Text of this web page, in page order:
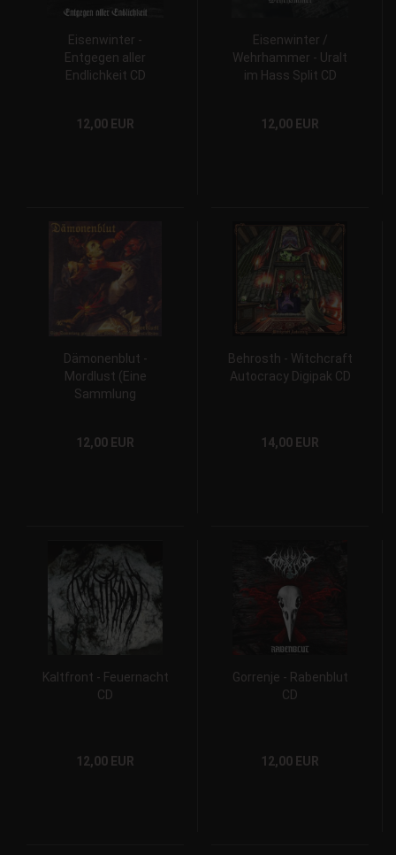
Eisenwinter -
Entgegen aller
Endlichkeit CD
12,00 EUR
Eisenwinter /
Wehrhammer - Uralt
im Hass Split CD
12,00 EUR
Dämonenblut -
Mordlust (Eine
Sammlung
Abscheulichkeiten) CD
12,00 EUR
Behrosth - Witchcraft
Autocracy Digipak CD
14,00 EUR
Kaltfront - Feuernacht
CD
12,00 EUR
Gorrenje - Rabenblut
CD
12,00 EUR